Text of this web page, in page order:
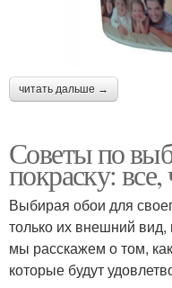
читать дальше →
Советы по
покраску:
Выбирая обои для
только их внешний вид,
мы расскажем о том,
которые будут